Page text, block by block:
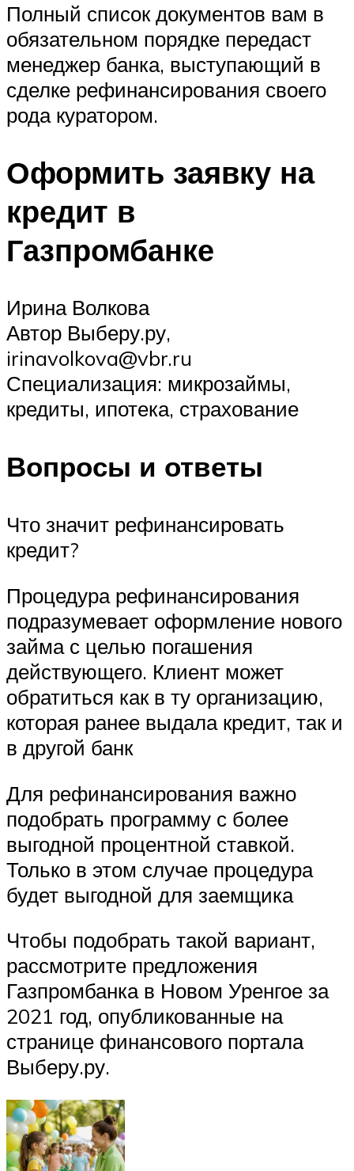
Полный список документов вам в
обязательном порядке передаст
менеджер банка, выступающий в
сделке рефинансирования своего
рода куратором.
Оформить заявку на
кредит в
Газпромбанке
Ирина Волкова
Автор Выберу.ру,
irinavolkova@vbr.ru
Специализация: микрозаймы,
кредиты, ипотека, страхование
Вопросы и ответы
Что значит рефинансировать
кредит?
Процедура рефинансирования
подразумевает оформление нового
займа с целью погашения
действующего. Клиент может
обратиться как в ту организацию,
которая ранее выдала кредит, так и
в другой банк
Для рефинансирования важно
подобрать программу с более
выгодной процентной ставкой.
Только в этом случае процедура
будет выгодной для заемщика
Чтобы подобрать такой вариант,
рассмотрите предложения
Газпромбанка в Новом Уренгое за
2021 год, опубликованные на
странице финансового портала
Выберу.ру.